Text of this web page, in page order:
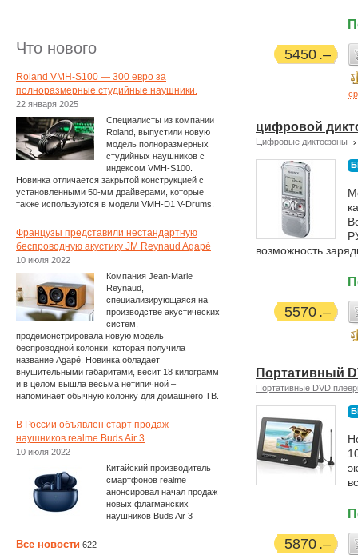
5450
цифровой
Цифровые диктофоны
возможность
5570
Портативный
Портативные DVD
5870
Что нового
Roland VMH-S100 — 300 евро за
полноразмерные студийные наушники.
22 января 2025
Специалисты из компании
Roland, выпустили новую
модель полноразмерных
студийных наушников с
индексом VMH-S100.
Новинка отличается закрытой конструкцией с
установленными 50-мм драйверами, которые
также используются в модели VMH-D1 V-Drums.
Французы представили нестандартную
беспроводную акустику JM Reynaud Agapé
10 июля 2022
Компания Jean-Marie
Reynaud,
специализирующаяся на
производстве акустических
систем,
продемонстрировала новую модель
беспроводной колонки, которая получила
название Agapé. Новинка обладает
внушительными габаритами, весит 18 килограмм
и в целом вышла весьма нетипичной –
напоминает обычную колонку для домашнего ТВ.
В России объявлен старт продаж
наушников realme Buds Air 3
10 июля 2022
Китайский производитель
смартфонов realme
анонсировал начал продаж
новых флагманских
наушников Buds Air 3
Все новости 622